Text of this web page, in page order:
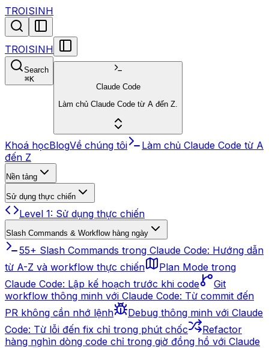
TROISINH
TROISINH
Search
⌘K
Claude Code
Làm chủ Claude Code từ A đến Z.
Khoá họcBlogVề chúng tôi
Làm chủ Claude Code từ A
đến Z
Nền tảng
Sử dụng thực chiến
Level 1: Sử dụng thực chiến
Slash Commands & Workflow hàng ngày
55+ Slash Commands trong Claude Code: Hướng dẫn
từ A-Z và workflow thực chiến
Plan Mode trong
Claude Code: Lập kế hoạch trước khi code
Git
workflow thông minh với Claude Code: Từ commit đến
PR không cần nhớ lệnh
Debug thông minh với Claude
Code: Từ lỗi đến fix chỉ trong phút chốc
Refactor
hàng nghìn dòng code chỉ trong giờ đồng hồ với Claude